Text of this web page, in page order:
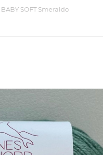
BABY SOFT Smeraldo